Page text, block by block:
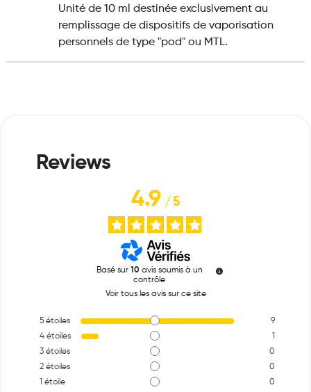
Unité de 10 ml destinée exclusivement au
remplissage de dispositifs de vaporisation
personnels de type "pod" ou MTL.
4.9/5
Basé sur 10 avis soumis à un
contrôle
Voir tous les avis sur ce site
5 étoiles
9
4 étoiles
1
3 étoiles
0
2 étoiles
0
1 étoile 0